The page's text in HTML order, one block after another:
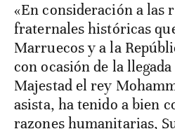
«En consideración a las
fraternales históricas
Marruecos y a la
con ocasión de la
Majestad el rey
asista, ha tenido a bien
razones humanitarias,